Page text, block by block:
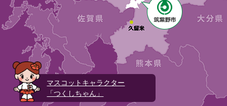
マスコットキャラクター
「つくしちゃん」